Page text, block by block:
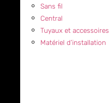
Sans fil
Central
Tuyaux et accessoires
Matériel d’installation